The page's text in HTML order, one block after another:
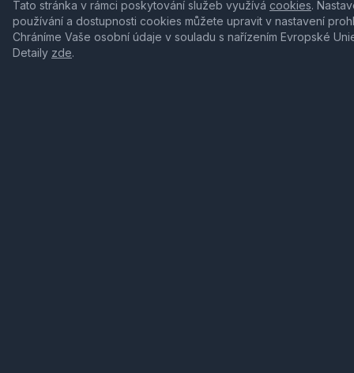
Tato stránka v rámci poskytování služeb využívá cookies.
používání a dostupnosti cookies můžete upravit v nastavení
Chráníme Vaše osobní údaje v souladu s nařízením Evropské
Detaily zde.